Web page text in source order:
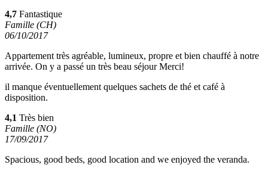
4,7 Fantastique
Famille (CH)
06/10/2017
Appartement très agréable, lumineux, propre et bien chauffé à notre
arrivée. On y a passé un très beau séjour Merci!
il manque éventuellement quelques sachets de thé et café à
disposition.
4,1 Très bien
Famille (NO)
17/09/2017
Spacious, good beds, good location and we enjoyed the veranda.